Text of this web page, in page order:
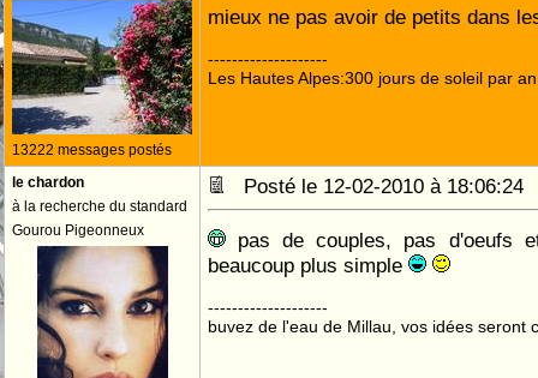
13222 messages postés
mieux ne pas avoir de petits dans
--------------------
Les Hautes Alpes:300 jours de soleil par an
le chardon
à la recherche du standard
Gourou Pigeonneux
Posté le 12-02-2010 à
pas de couples, pas d'oeufs
beaucoup plus simple
--------------------
buvez de l'eau de Millau, vos idées seront